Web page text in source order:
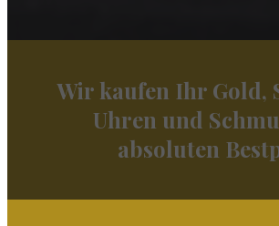
Wir kaufen Ihr Gold,
Uhren und
absoluten